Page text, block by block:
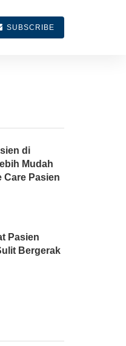
SUBSCRIBE
di
Mudah
Care Pasien
Pasien
Bergerak